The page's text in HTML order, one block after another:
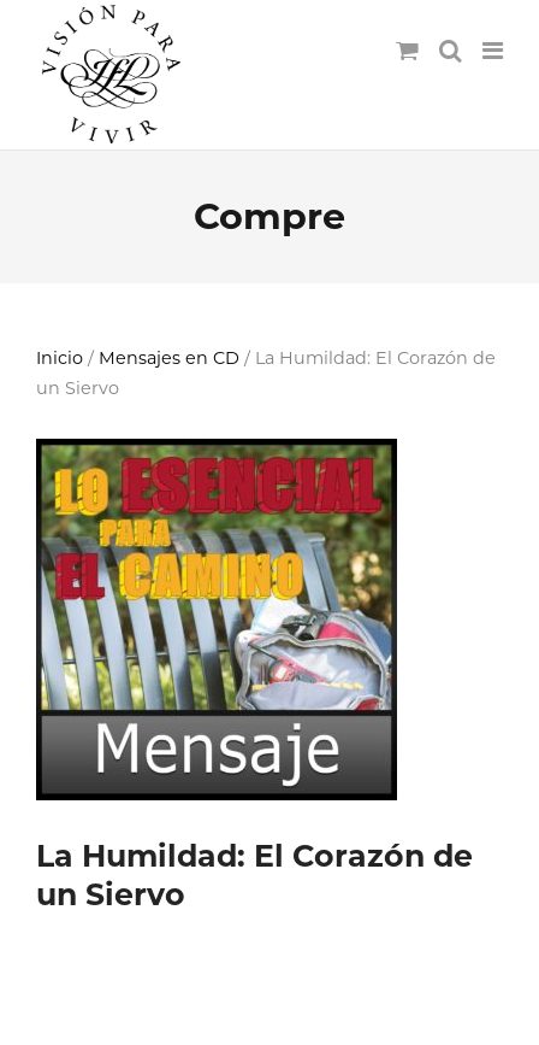
Compre
Inicio / Mensajes en CD / La Humildad: El Corazón de
un Siervo
La Humildad: El Corazón de
un Siervo